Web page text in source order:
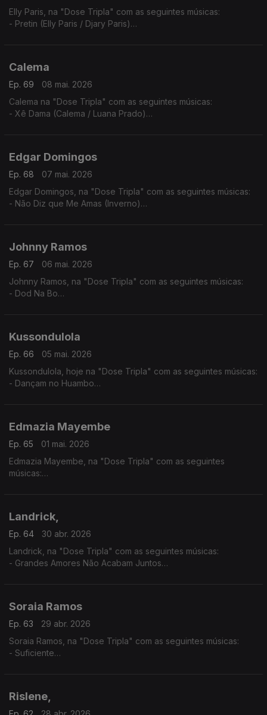
Elly Paris, na "Dose Tripla" com as seguintes músicas:
- Pretin (Elly Paris / Djary Paris)
Calema
Ep. 69
08 mai. 2026
Calema na "Dose Tripla" com as seguintes músicas:
- Xê Dama (Calema / Luana Prado)
Edgar Domingos
Ep. 68
07 mai. 2026
Edgar Domingos, na "Dose Tripla" com as seguintes músicas:
- Não Diz que Me Amas (Inverno)
Johnny Ramos
Ep. 67
06 mai. 2026
Johnny Ramos, na "Dose Tripla" com as seguintes músicas:
- Dod Na Bo
Kussondulola
Ep. 66
05 mai. 2026
Kussondulola, hoje na "Dose Tripla" com as seguintes músicas:
- Dançam no Huambo
Edmazia Mayembe
Ep. 65
01 mai. 2026
Edmazia Mayembe, na "Dose Tripla" com as seguintes
músicas:
Landrick,
Ep. 64
30 abr. 2026
Landrick, na "Dose Tripla" com as seguintes músicas:
- Grandes Amores Não Acabam Juntos
Soraia Ramos
Ep. 63
29 abr. 2026
Soraia Ramos, na "Dose Tripla" com as seguintes músicas:
- Suficiente
Rislene,